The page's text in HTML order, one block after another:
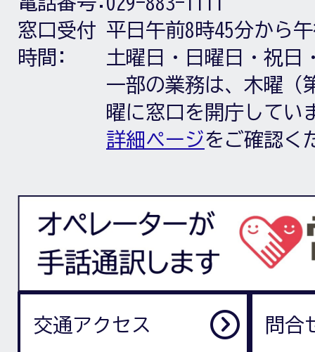
窓口受付
時間:
平日午前8時45分から
土曜日・日曜日・祝日
一部の業務は、木曜（
曜に窓口を開庁してい
詳細ページをご確認く
交通アクセス 問合